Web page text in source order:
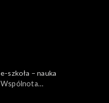
e-szkoła – nauka
Wspólnota